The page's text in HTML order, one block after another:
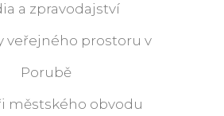
a zpravodajství
veřejného prostoru v
Porubě
městského obvodu